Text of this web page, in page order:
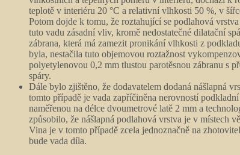
teplotě v interiéru 20 °C a relativní vlhkosti 50 %, v
Potom dojde k tomu, že roztahující se podlahová
tuto vadu zásadní vliv, kromě nedostatečné dilatační
zábrana, která má zamezit pronikání vlhkosti z
byla, nestačila tuto objemovou roztažnost
polyetylenovou 0,2 mm tlustou parotěsnou zábranu s
spáry.
Dále bylo zjištěno, že dodavatelem dodaná nášlapná
tomto případě je vada zapříčiněna nerovností
naměřenou na délce dvoumetrové latě 2 mm a
způsobilo, že nášlapná podlahová vrstva je v místech
Vina je v tomto případě zcela jednoznačně na
bude vada díla.